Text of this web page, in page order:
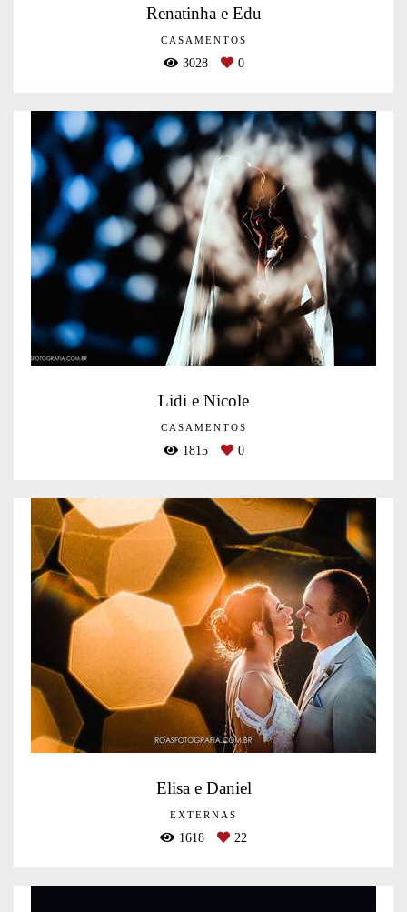
Renatinha e Edu
CASAMENTOS
3028 0
Lidi e Nicole
CASAMENTOS
1815 0
Elisa e Daniel
EXTERNAS
1618 22